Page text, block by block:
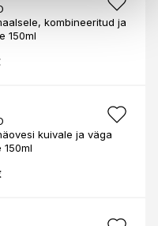
kombineeritud ja
150ml
kuivale ja väga